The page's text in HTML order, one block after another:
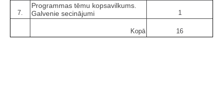
7.
Programmas tēmu kopsavilkums.
Galvenie secinājumi
1
Kopā 16